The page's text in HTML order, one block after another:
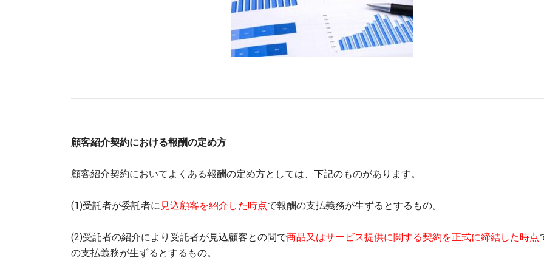
顧客紹介契約における報酬の定め方
顧客紹介契約においてよくある報酬の定め方としては、下記のものがあります。
(1)受託者が委託者に 見込顧客を紹介した時点で報酬の支払義務が生ずるとするもの。
(2)受託者の紹介により受託者が見込顧客との間で商品又はサービス提供に関する契約を正式に締結した時点
の支払義務が生ずるとするもの。